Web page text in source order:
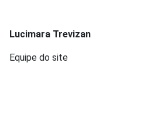
Lucimara Trevizan
Equipe do site